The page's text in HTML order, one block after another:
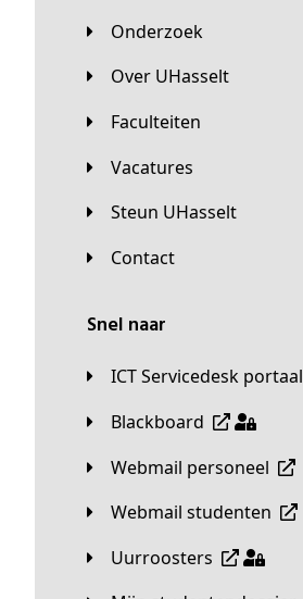
Onderzoek
Over UHasselt
Faculteiten
Vacatures
Steun UHasselt
Contact
Snel naar
ICT Servicedesk portaal
Blackboard
Webmail personeel
Webmail studenten
Uurroosters